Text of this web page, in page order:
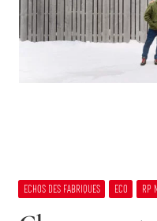
ECHOS DES FABRIQUES ECO RP